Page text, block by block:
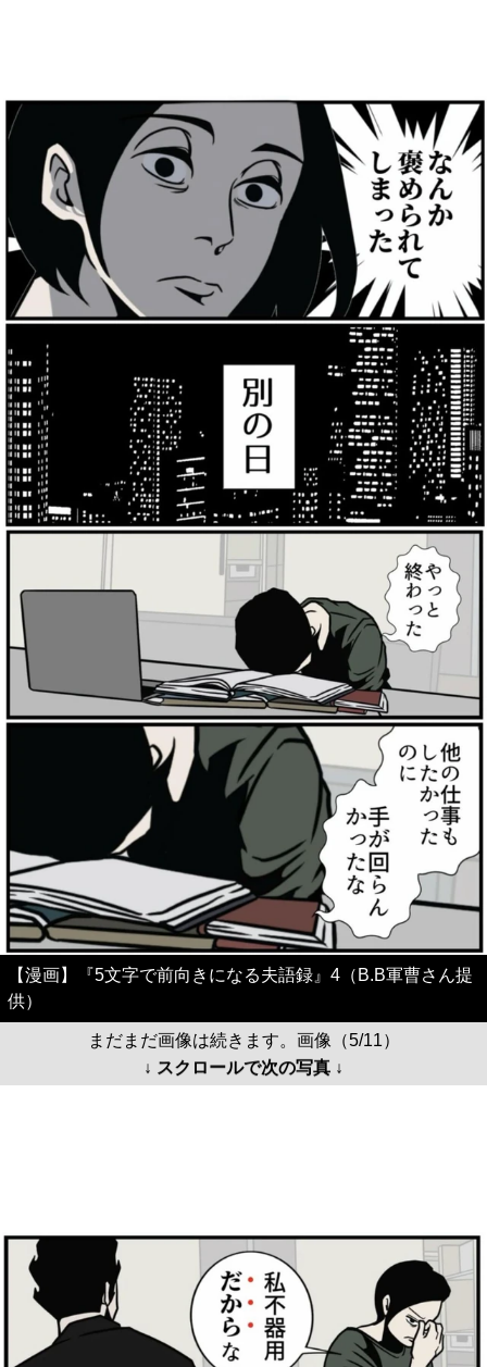
【漫画】『5文字で前向きになる夫語録』4（B.B軍曹さん提
供）
まだまだ画像は続きます。画像（5/11）
↓ スクロールで次の写真 ↓